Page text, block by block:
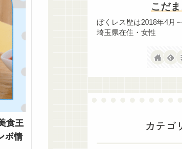
食王
ボ情
こだま
ぼくレス歴は2018年4月～
埼玉県在住・女性
カテゴ